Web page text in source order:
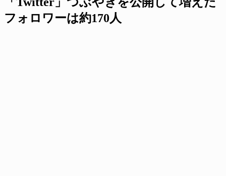
フォロワーは約170人